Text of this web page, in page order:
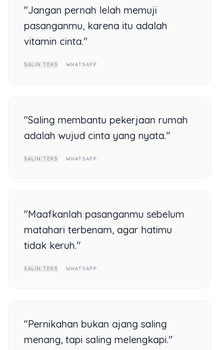
"Jangan pernah lelah memuji
pasanganmu, karena itu adalah
vitamin cinta."
SALIN TEKS WHATSAPP
"Saling membantu pekerjaan rumah
adalah wujud cinta yang nyata."
SALIN TEKS WHATSAPP
"Maafkanlah pasanganmu sebelum
matahari terbenam, agar hatimu
tidak keruh."
SALIN TEKS WHATSAPP
"Pernikahan bukan ajang saling
menang, tapi saling melengkapi."